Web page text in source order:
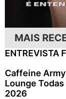
MAIS
ENTREVISTA
Caffeine
Lounge
2026